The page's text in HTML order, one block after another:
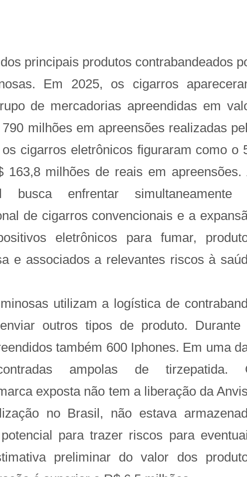
principais produtos contrabandeados
Em 2025, os cigarros
de mercadorias apreendidas em
milhões em apreensões realizadas
cigarros eletrônicos figuraram como o
163,8 milhões de reais em apreensões.
busca enfrentar simultaneamente
de cigarros convencionais e a
eletrônicos para fumar,
e associados a relevantes riscos à
utilizam a logística de
outros tipos de produto. Durante
também 600 Iphones. Em uma
ampolas de tirzepatida.
exposta não tem a liberação da
no Brasil, não estava
para trazer riscos para
preliminar do valor dos